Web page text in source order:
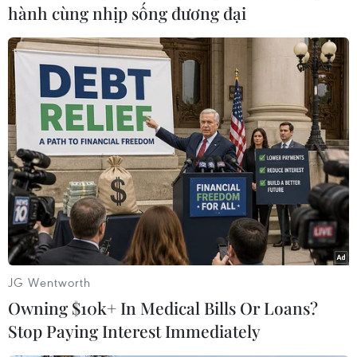
Đồng được nung chảy ở nhiệt độ cao trước khi thực hiện công
đoạn rót vào khuôn đúc trống. (Ảnh: Hoa Mai/TTXVN)
Toàn bộ quá trình chế tác đều được thực hiện
bằng phương pháp thủ công truyền thống, từ
hành cùng nhịp sống đương đại
JG Wentworth
Owning $10k+ In Medical Bills Or Loans?
Stop Paying Interest Immediately